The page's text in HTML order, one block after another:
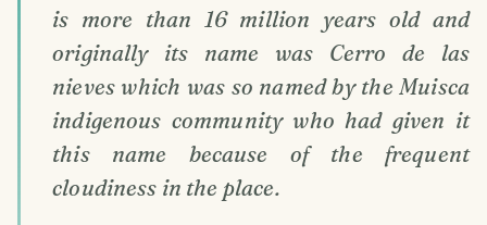
is more than 16 million years old and
originally its name was Cerro de las
nieves which was so named by the Muisca
indigenous community who had given it
this name because of the frequent
cloudiness in the place.